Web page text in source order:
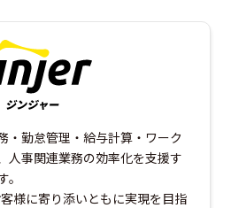
・勤怠管理・給与計算・ワーク
人事関連業務の効率化を支援す
様に寄り添いともに実現を目指